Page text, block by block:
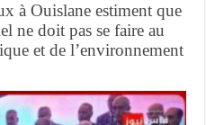
à Ouislane estiment que
ne doit pas se faire au
et de l’environnement